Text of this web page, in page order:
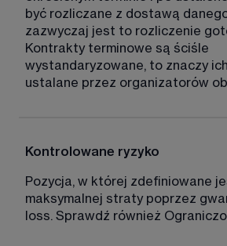
być rozliczane z dostawą
zazwyczaj jest to rozliczenie
Kontrakty terminowe są ściśle
wystandaryzowane, to znaczy
ustalane przez organizatorów
Kontrolowane ryzyko
Pozycja, w której zdefiniowane
maksymalnej straty poprzez
loss. Sprawdź również